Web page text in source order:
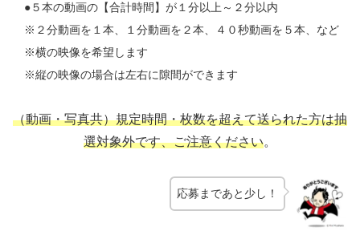
●５本の動画の【合計時間】が１分以上～２分以内
※２分動画を１本、１分動画を２本、４０秒動画を５本、など
※横の映像を希望します
※縦の映像の場合は左右に隙間ができます
（動画・写真共）規定時間・枚数を超えて送られた方は抽
選対象外です、ご注意ください。
応募まであと少し！